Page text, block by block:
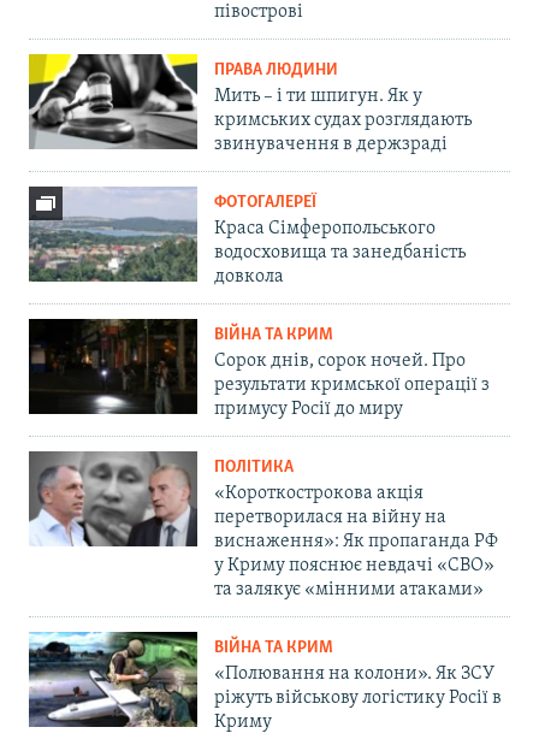
півострові
ПРАВА ЛЮДИНИ
Мить – і ти шпигун. Як у
кримських судах розглядають
звинувачення в держзраді
ФОТОГАЛЕРЕЇ
Краса Сімферопольського
водосховища та занедбаність
довкола
ВІЙНА ТА КРИМ
Сорок днів, сорок ночей. Про
результати кримської операції з
примусу Росії до миру
ПОЛІТИКА
«Короткострокова акція
перетворилася на війну на
виснаження»: Як пропаганда РФ
у Криму пояснює невдачі «СВО»
та залякує «мінними атаками»
ВІЙНА ТА КРИМ
«Полювання на колони». Як ЗСУ
ріжуть військову логістику Росії в
Криму